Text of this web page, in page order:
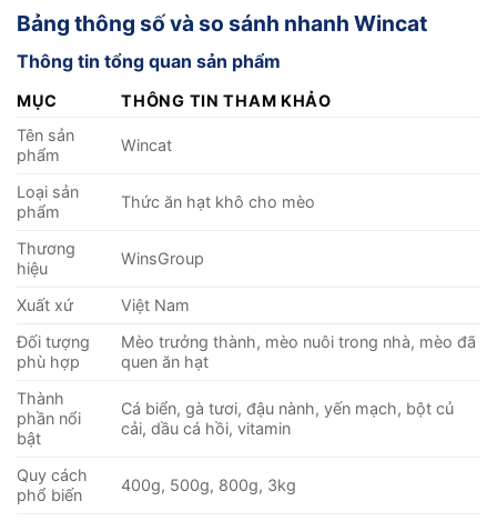
Bảng thông số và so sánh nhanh Wincat
Thông tin tổng quan sản phẩm
MỤC
THÔNG TIN THAM KHẢO
Tên sản
phẩm
Wincat
Loại sản
phẩm
Thức ăn hạt khô cho mèo
Thương
hiệu
WinsGroup
Xuất xứ
Việt Nam
Đối tượng
phù hợp
Mèo trưởng thành, mèo nuôi trong nhà, mèo đã
quen ăn hạt
Thành
phần nổi
bật
Cá biển, gà tươi, đậu nành, yến mạch, bột củ
cải, dầu cá hồi, vitamin
Quy cách
phổ biến
400g, 500g, 800g, 3kg